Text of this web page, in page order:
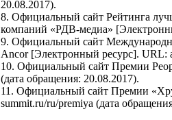
20.08.2017).
8. Официальный сайт Рейтинга
компаний «РДВ-медиа»
9. Официальный сайт
Ancor [Электронный ресурс]. URL:
10. Официальный сайт Премии
(дата обращения: 20.08.2017).
11. Официальный сайт Премии
summit.ru/ru/premiya (дата